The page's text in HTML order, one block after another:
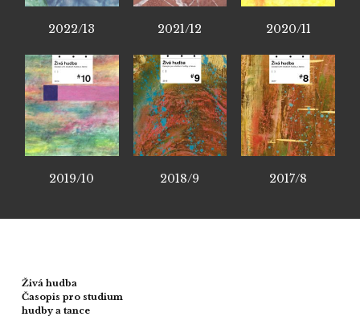
2022/13 2021/12 2020/11
2019/10 2018/9 2017/8
Živá hudba
Časopis pro studium
hudby a tance